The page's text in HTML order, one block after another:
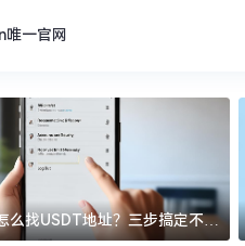
一官网
么找USDT地址？三步搞定不踩